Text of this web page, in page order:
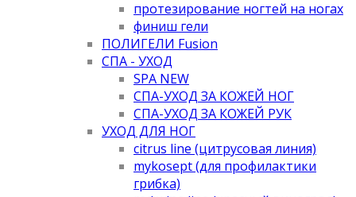
протезирование ногтей на ногах
финиш гели
ПОЛИГЕЛИ Fusion
СПА - УХОД
SPA NEW
СПА-УХОД ЗА КОЖЕЙ НОГ
СПА-УХОД ЗА КОЖЕЙ РУК
УХОД ДЛЯ НОГ
citrus line (цитрусовая линия)
mykosept (для профилактики
грибка)